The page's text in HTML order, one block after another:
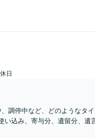
日
調停中など、どのようなタ
込み、寄与分、遺留分、遺